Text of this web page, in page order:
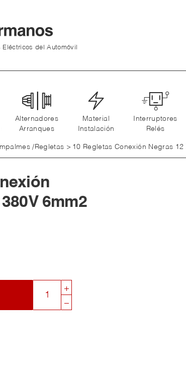
del Automóvil
Alternadores
Arranques
Material
Instalación
Interruptores
Relés
/Regletas > 10 Regletas Conexión Negras 12
6mm2